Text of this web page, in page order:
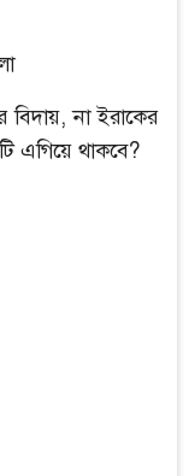
না ইরাকের
এগিয়ে থাকবে?